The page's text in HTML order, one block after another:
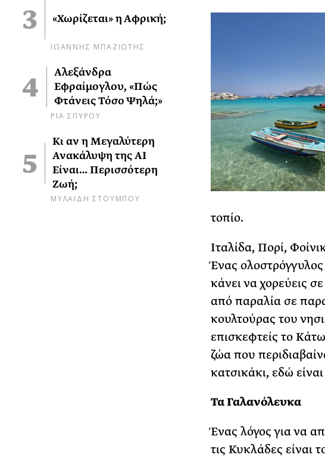
«Χωρίζεται» η Αφρική;
ΙΩΑΝΝΗΣ ΜΠΑΖΙΩΤΗΣ
Αλεξάνδρα
Εφραίμογλου, «Πώς
Φτάνεις Τόσο Ψηλά;»
ΡΙΑ ΣΠΥΡΟΥ
Κι αν η Μεγαλύτερη
Ανακάλυψη της AI
Είναι… Περισσότερη
Ζωή;
ΜΥΛΑΙΔΗ ΣΤΟΥΜΠΟΥ
τοπίο.
Ιταλίδα, Πορί,
Ένας
κάνει να χορεύεις
από παραλία σε
κουλτούρας του
επισκεφτείς το
ζώα που
κατσικάκι, εδώ
Τα Γαλανόλευκα
Ένας λόγος για να
τις Κυκλάδες είναι